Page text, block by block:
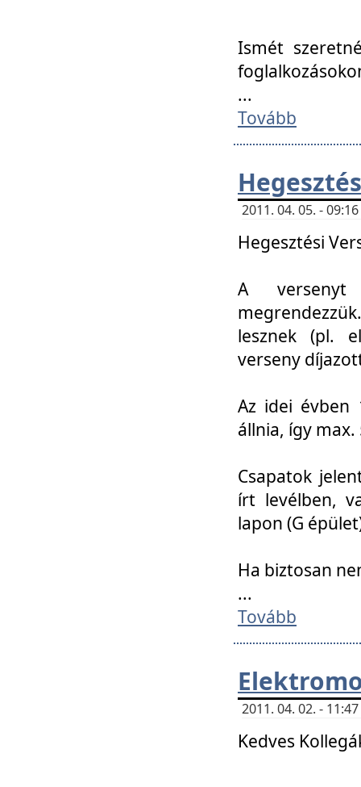
Ismét
...
Tovább
2011. 04. 05. -
Hegesztési
A versenyt
lesznek (pl.
verseny
Az idei évben
állnia, így
Csapatok
írt levélben,
lapon (G
Ha biztosan
...
Tovább
2011. 04. 02. -
Kedves